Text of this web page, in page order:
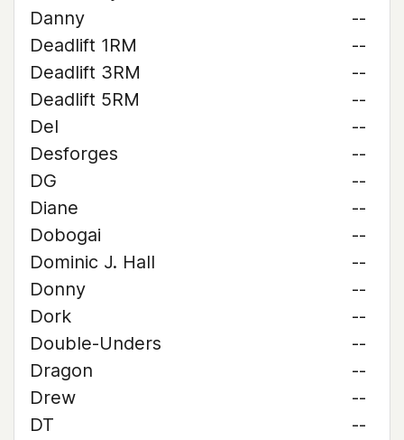
Danny
--
Deadlift 1RM
--
Deadlift 3RM
--
Deadlift 5RM
--
Del
--
Desforges
--
DG
--
Diane
--
Dobogai
--
Dominic J. Hall
--
Donny
--
Dork
--
Double-Unders
--
Dragon
--
Drew
--
DT
--